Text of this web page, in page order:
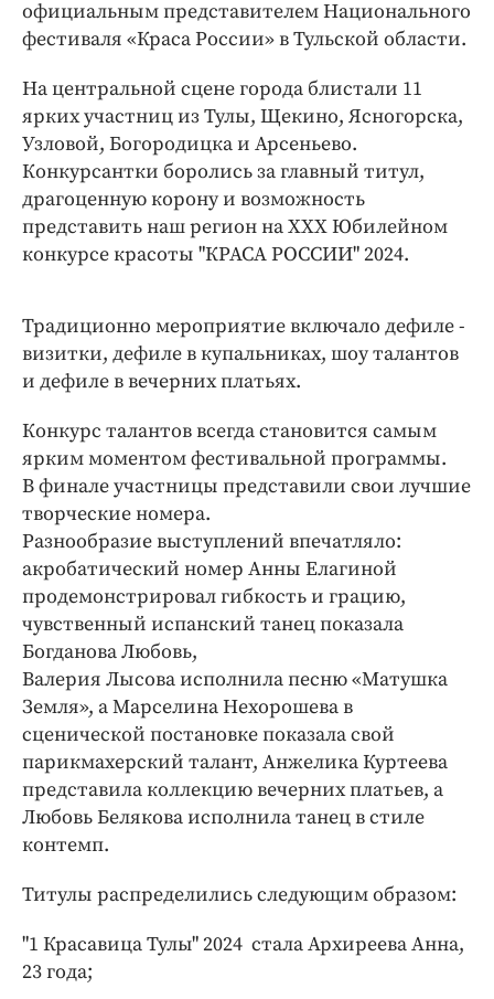
официальным представителем Национального
фестиваля «Краса России» в Тульской области.
На центральной сцене города блистали 11
ярких участниц из Тулы, Щекино, Ясногорска,
Узловой, Богородицка и Арсеньево.
Конкурсантки боролись за главный титул,
драгоценную корону и возможность
представить наш регион на XXX Юбилейном
конкурсе красоты "КРАСА РОССИИ" 2024.
Традиционно мероприятие включало дефиле -
визитки, дефиле в купальниках, шоу талантов
и дефиле в вечерних платьях.
Конкурс талантов всегда становится самым
ярким моментом фестивальной программы.
В финале участницы представили свои лучшие
творческие номера.
Разнообразие выступлений впечатляло:
акробатический номер Анны Елагиной
продемонстрировал гибкость и грацию,
чувственный испанский танец показала
Богданова Любовь,
Валерия Лысова исполнила песню «Матушка
Земля», а Марселина Нехорошева в
сценической постановке показала свой
парикмахерский талант, Анжелика Куртеева
представила коллекцию вечерних платьев, а
Любовь Белякова исполнила танец в стиле
контемп.
Титулы распределились следующим образом:
"1 Красавица Тулы" 2024 стала Архиреева Анна,
23 года;